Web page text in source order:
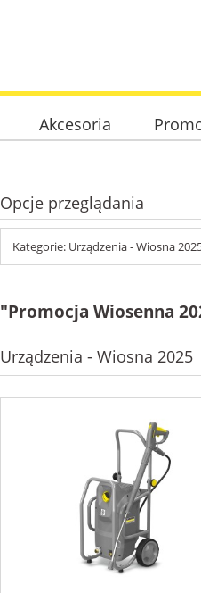
Akcesoria
Opcje przeglądania
Kategorie: Urządzenia - Wiosna
"Promocja Wiosenna
Urządzenia - Wiosna 2025